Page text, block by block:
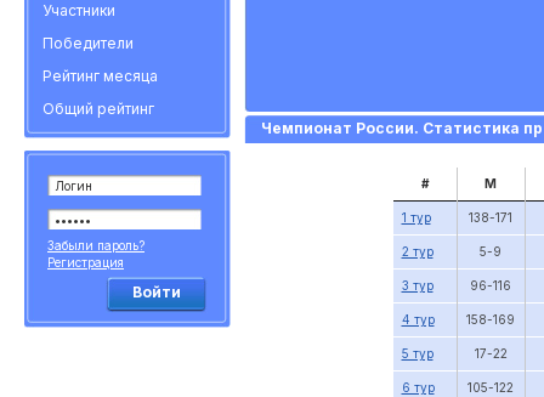
Участники
Победители
Рейтинг месяца
Общий рейтинг
Забыли пароль?
Регистрация
Войти
Чемпионат России. Статистика
# М
1 тур 138-171
2 тур 5-9
3 тур 96-116
4 тур 158-169
5 тур 17-22
6 тур 105-122